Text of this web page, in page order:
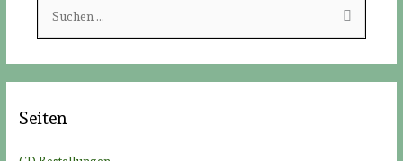
h
n
Seiten